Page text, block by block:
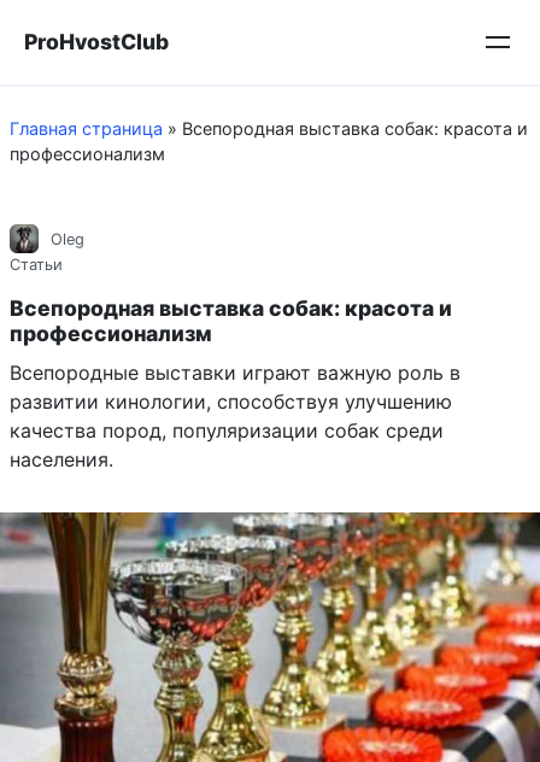
ProHvostClub
Главная страница » Всепородная выставка собак: красота и
профессионализм
Oleg
Статьи
Всепородная выставка собак: красота и
профессионализм
Всепородные выставки играют важную роль в
развитии кинологии, способствуя улучшению
качества пород, популяризации собак среди
населения.